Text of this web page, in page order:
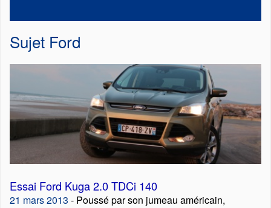
Sujet Ford
Essai Ford Kuga 2.0 TDCi 140
21 mars 2013 - Poussé par son jumeau américain,